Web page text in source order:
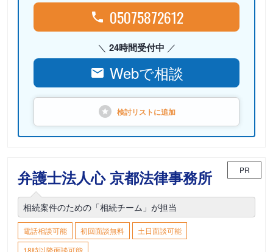
05075872612
24時間受付中
Webで相談
検討リストに追加
弁護士法人心 京都法律事務所 PR
相続案件のための「相続チーム」が担当
電話相談可能 初回面談無料
土日面談可能
18時以降面談可能